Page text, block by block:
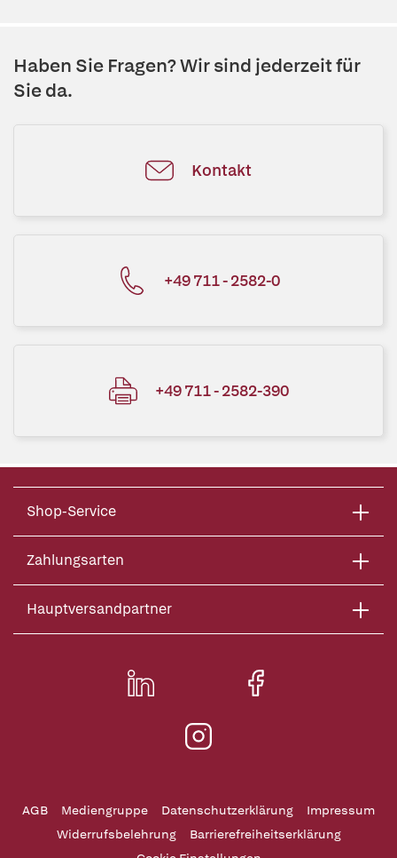
Haben Sie Fragen? Wir sind jederzeit für
Sie da.
Kontakt
+49 711 - 2582-0
+49 711 - 2582-390
Shop-Service
Zahlungsarten
Hauptversandpartner
AGB Mediengruppe Datenschutzerklärung
Impressum
Widerrufsbelehrung
Barrierefreiheitserklärung